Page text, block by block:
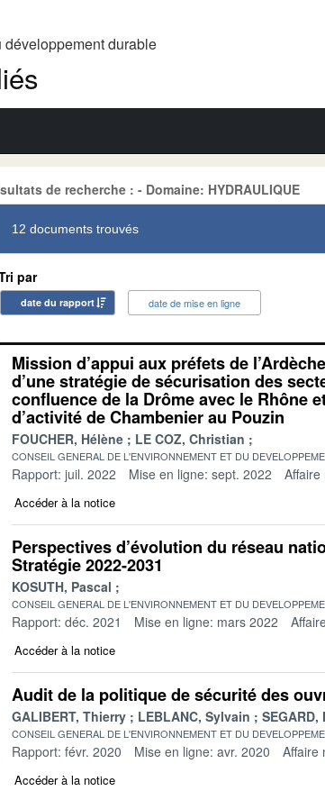
développement durable
de recherche : - Domaine: HYDRAULIQUE
12 documents trouvés
par
date du rapport date de mise en ligne
Mission d’appui aux préfets de
d’une stratégie de sécurisation des
confluence de la Drôme avec le Rhône
d’activité de Chambenier au Pouzin
FOUCHER, Hélène LE COZ, Christian
CONSEIL GENERAL DE L'ENVIRONNEMENT ET DU
Rapport: juil. 2022 Mise en ligne: sept. 2022 Affaire
Accéder à la notice
Perspectives d’évolution du réseau
Stratégie 2022-2031
KOSUTH, Pascal
CONSEIL GENERAL DE L'ENVIRONNEMENT ET DU
Rapport: déc. 2021 Mise en ligne: mars 2022
Accéder à la notice
Audit de la politique de sécurité des
GALIBERT, Thierry LEBLANC, Sylvain SEGARD,
CONSEIL GENERAL DE L'ENVIRONNEMENT ET DU
Rapport: févr. 2020 Mise en ligne: avr. 2020 Affaire
Accéder à la notice